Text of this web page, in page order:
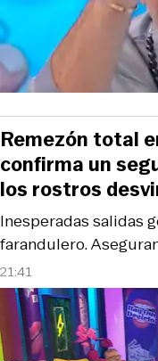
21:41
Inesperadas salidas
farandulero.
Remezón total
confirma un
los rostros